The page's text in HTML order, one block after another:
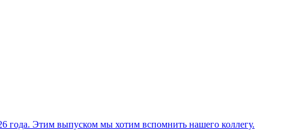
года. Этим выпуском мы хотим вспомнить нашего коллегу.